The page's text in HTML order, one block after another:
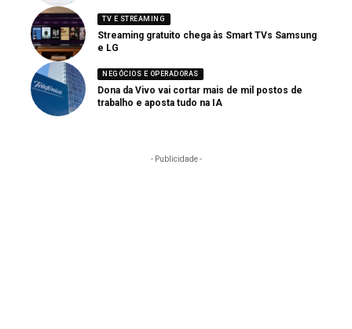
TV E STREAMING
Streaming gratuito chega às Smart TVs Samsung
e LG
NEGÓCIOS E OPERADORAS
Dona da Vivo vai cortar mais de mil postos de
trabalho e aposta tudo na IA
- Publicidade -